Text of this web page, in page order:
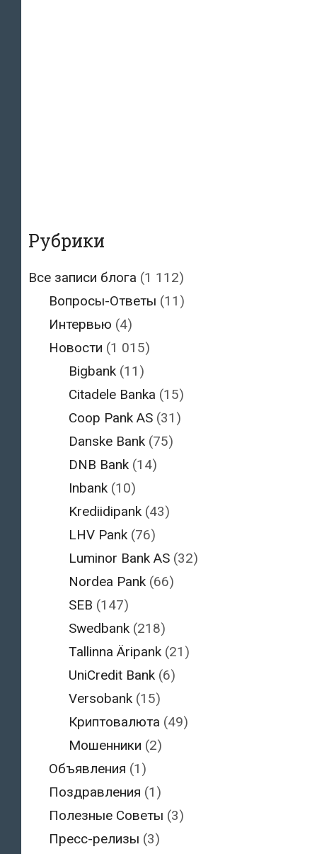
Рубрики
Все записи блога (1 112)
Вопросы-Ответы (11)
Интервью (4)
Новости (1 015)
Bigbank (11)
Citadele Banka (15)
Coop Pank AS (31)
Danske Bank (75)
DNB Bank (14)
Inbank (10)
Krediidipank (43)
LHV Pank (76)
Luminor Bank AS (32)
Nordea Pank (66)
SEB (147)
Swedbank (218)
Tallinna Äripank (21)
UniCredit Bank (6)
Versobank (15)
Криптовалюта (49)
Мошенники (2)
Объявления (1)
Поздравления (1)
Полезные Советы (3)
Пресс-релизы (3)